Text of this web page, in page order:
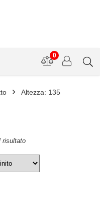
0
Altezza: 135
risultato